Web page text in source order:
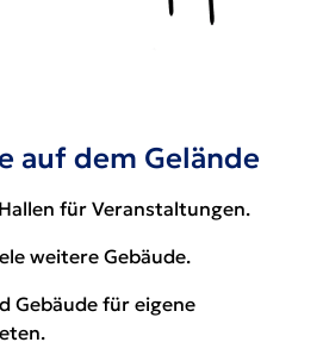
auf dem Gelände
für Veranstaltungen.
weitere Gebäude.
Gebäude für eigene